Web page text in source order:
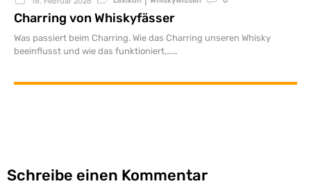
Charring von Whiskyfässer
Was passiert beim Charring. Wie das Charring unseren Whisky
beeinflusst und wie das funktioniert,…
Schreibe einen Kommentar